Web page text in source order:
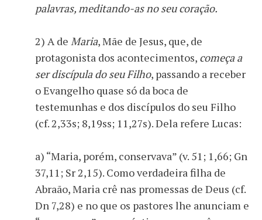
palavras, meditando-as no seu coração.
2) A de Maria, Mãe de Jesus, que, de
protagonista dos acontecimentos, começa a
ser discípula do seu Filho, passando a receber
o Evangelho quase só da boca de
testemunhas e dos discípulos do seu Filho
(cf. 2,33s; 8,19ss; 11,27s). Dela refere Lucas:
a) “Maria, porém, conservava” (v. 51; 1,66; Gn
37,11; Sr 2,15). Como verdadeira filha de
Abraão, Maria crê nas promessas de Deus (cf.
Dn 7,28) e no que os pastores lhe anunciam e